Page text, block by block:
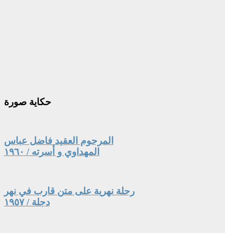
حكاية صورة
المرحوم العقيد فاضل عباس
المهداوي و أسرته / ١٩٦٠
رحلة نهرية على متن قارب في نهر
دجلة / ١٩٥٧